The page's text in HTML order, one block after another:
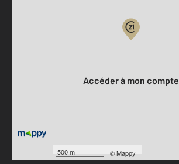
500 m ©Mappy
Accéder à mon compte